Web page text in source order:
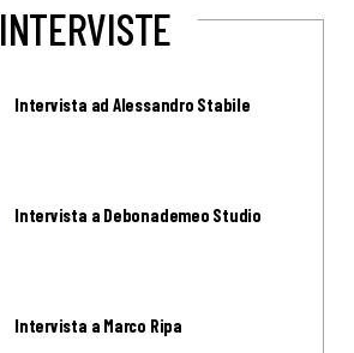
INTERVISTE
Intervista ad Alessandro Stabile
Intervista a Debonademeo Studio
Intervista a Marco Ripa